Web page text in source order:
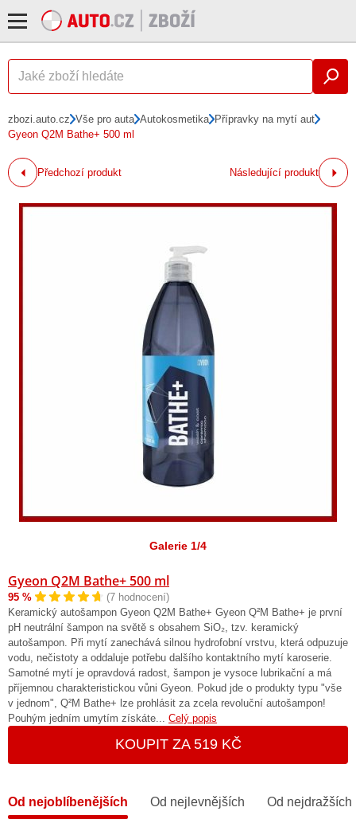
zbozi.auto.cz Vše pro auta Autokosmetika Přípravky na mytí aut
Gyeon Q2M Bathe+ 500 ml
Předchozí produkt Následující produkt
Galerie 1/4
Gyeon Q2M Bathe+ 500 ml
95 %
(7 hodnocení)
Keramický autošampon Gyeon Q2M Bathe+ Gyeon Q²M Bathe+ je první
pH neutrální šampon na světě s obsahem SiO₂, tzv. keramický
autošampon. Při mytí zanechává silnou hydrofobní vrstvu, která odpuzuje
vodu, nečistoty a oddaluje potřebu dalšího kontaktního mytí karoserie.
Samotné mytí je opravdová radost, šampon je vysoce lubrikační a má
příjemnou charakteristickou vůni Gyeon. Pokud jde o produkty typu "vše
v jednom", Q²M Bathe+ lze prohlásit za zcela revoluční autošampon!
Pouhým jedním umytím získáte... Celý popis
KOUPIT ZA 519 KČ
Od nejoblíbenějších Od nejlevnějších Od nejdražších